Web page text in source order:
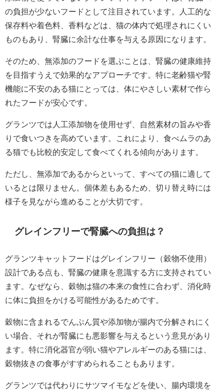
の負担が少ないフードとして注目されています。人工的な
保存料や着色料、香料などは、猫の体内で処理されにくい
ものもあり、腎臓に余計な仕事を与える原因になります。
そのため、無添加のフードを選ぶことは、腎臓の健康維持
を目指すうえで効果的なアプローチです。特に老齢猫や腎
機能に不安のある猫にとっては、体にやさしい素材で作ら
れたフードが安心です。
グランツでは人工添加物を使用せず、自然素材の旨みや香
りで食いつきを高めています。これにより、食べムラのあ
る猫でも比較的安定して食べてくれる傾向があります。
ただし、無添加であるからといって、すべての猫に適して
いるとは限りません。個体差もあるため、切り替え時には
様子を見ながら進めることが大切です。
グレインフリーで腎臓への負担は？
グランツキャットフードはグレインフリー（穀物不使用）
設計である点も、腎臓の健康を意識する方に支持されてい
ます。なぜなら、穀物は猫の本来の食性に合わず、消化時
に体に負担をかける可能性があるためです。
穀物に含まれるでんぷん質や添加物が腸内で分解されにく
い場合、それが腎臓にも悪影響を与えるという意見があり
ます。特に消化器官が弱い猫やアレルギーのある猫には、
穀物抜きの食事がすすめられることもあります。
グランツでは代わりにサツマイモなどを使い、腸内環境を